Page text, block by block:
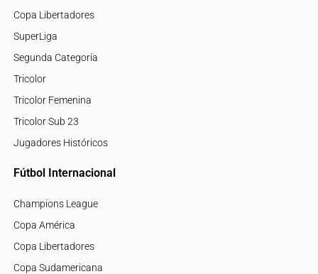
Copa Libertadores
SuperLiga
Segunda Categoría
Tricolor
Tricolor Femenina
Tricolor Sub 23
Jugadores Históricos
Fútbol Internacional
Champions League
Copa América
Copa Libertadores
Copa Sudamericana